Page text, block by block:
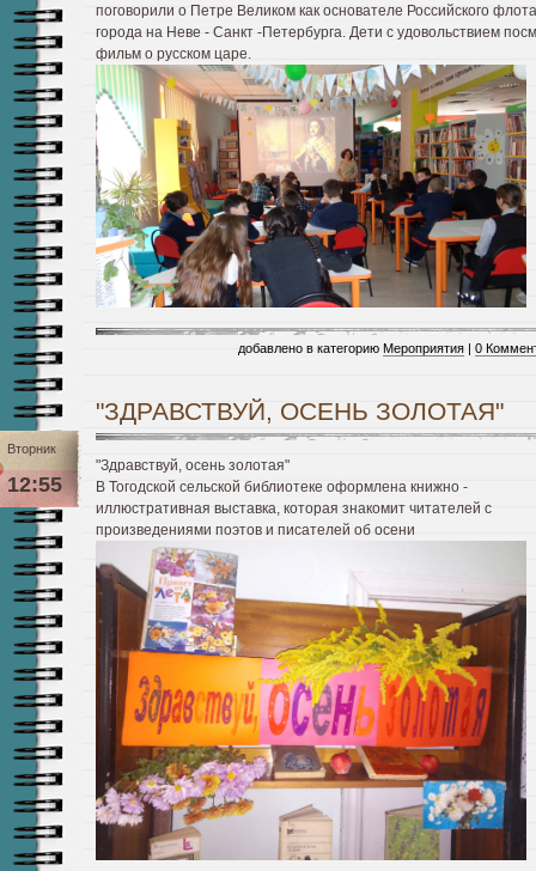
поговорили о Петре Великом как основателе Российского
города на Неве - Санкт -Петербурга. Дети с удовольствием
фильм о русском царе.
добавлено в категорию Мероприятия 0
"ЗДРАВСТВУЙ, ОСЕНЬ ЗОЛОТАЯ"
Вторник
12:55
"Здравствуй, осень золотая"
В Тогодской сельской библиотеке оформлена книжно -
иллюстративная выставка, которая знакомит читателей с
произведениями поэтов и писателей об осени